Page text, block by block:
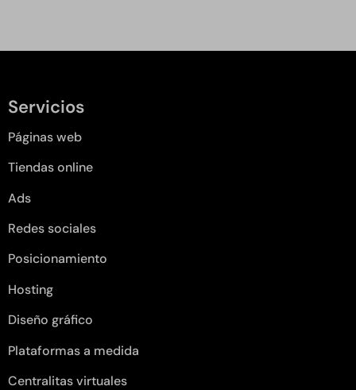
Servicios
Páginas web
Tiendas online
Ads
Redes sociales
Posicionamiento
Hosting
Diseño gráfico
Plataformas a medida
Centralitas virtuales